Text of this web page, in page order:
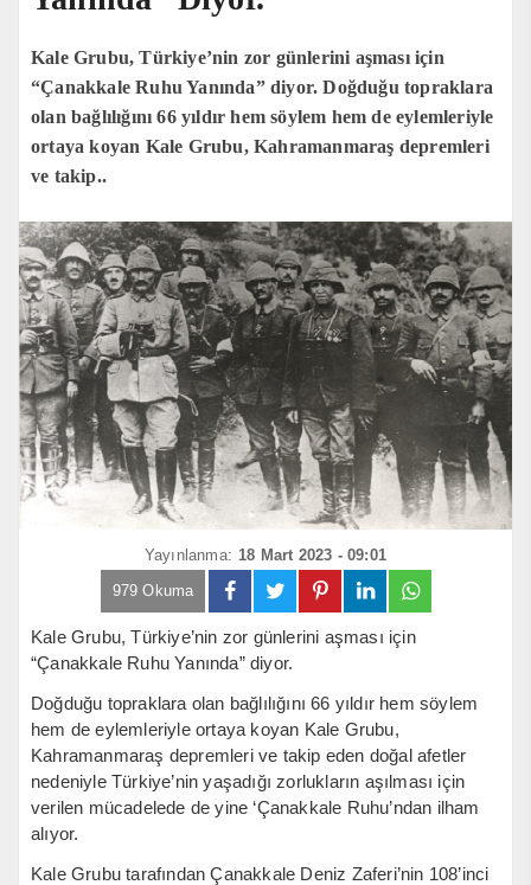
Kale Grubu, Türkiye’nin zor günlerini aşması için
“Çanakkale Ruhu Yanında” diyor. Doğduğu topraklara
olan bağlılığını 66 yıldır hem söylem hem de eylemleriyle
ortaya koyan Kale Grubu, Kahramanmaraş depremleri
ve takip..
Yayınlanma: 18 Mart 2023 - 09:01
979 Okuma
Kale Grubu, Türkiye’nin zor günlerini aşması için
“Çanakkale Ruhu Yanında” diyor.
Doğduğu topraklara olan bağlılığını 66 yıldır hem söylem
hem de eylemleriyle ortaya koyan Kale Grubu,
Kahramanmaraş depremleri ve takip eden doğal afetler
nedeniyle Türkiye’nin yaşadığı zorlukların aşılması için
verilen mücadelede de yine ‘Çanakkale Ruhu’ndan ilham
alıyor.
Kale Grubu tarafından Çanakkale Deniz Zaferi’nin 108’inci